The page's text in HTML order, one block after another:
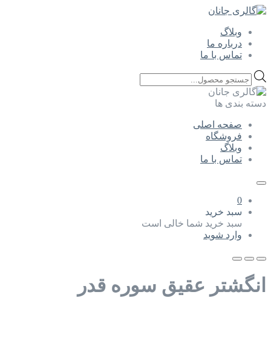
وبلاگ
درباره ما
تماس با ما
Products
search
دسته بندی ها
صفحه اصلی
فروشگاه
وبلاگ
تماس با ما
0
سبد خرید
سبد خرید شما خالی است
وارد شوید
انگشتر عقیق سوره قدر